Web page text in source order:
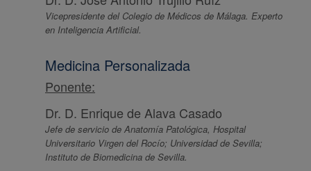
Vicepresidente del Colegio de Médicos de Málaga. Experto
en Inteligencia Artificial.
Medicina Personalizada
Ponente:
Dr. D. Enrique de Alava Casado
Jefe de servicio de Anatomía Patológica, Hospital
Universitario Virgen del Rocío; Universidad de Sevilla;
Instituto de Biomedicina de Sevilla.